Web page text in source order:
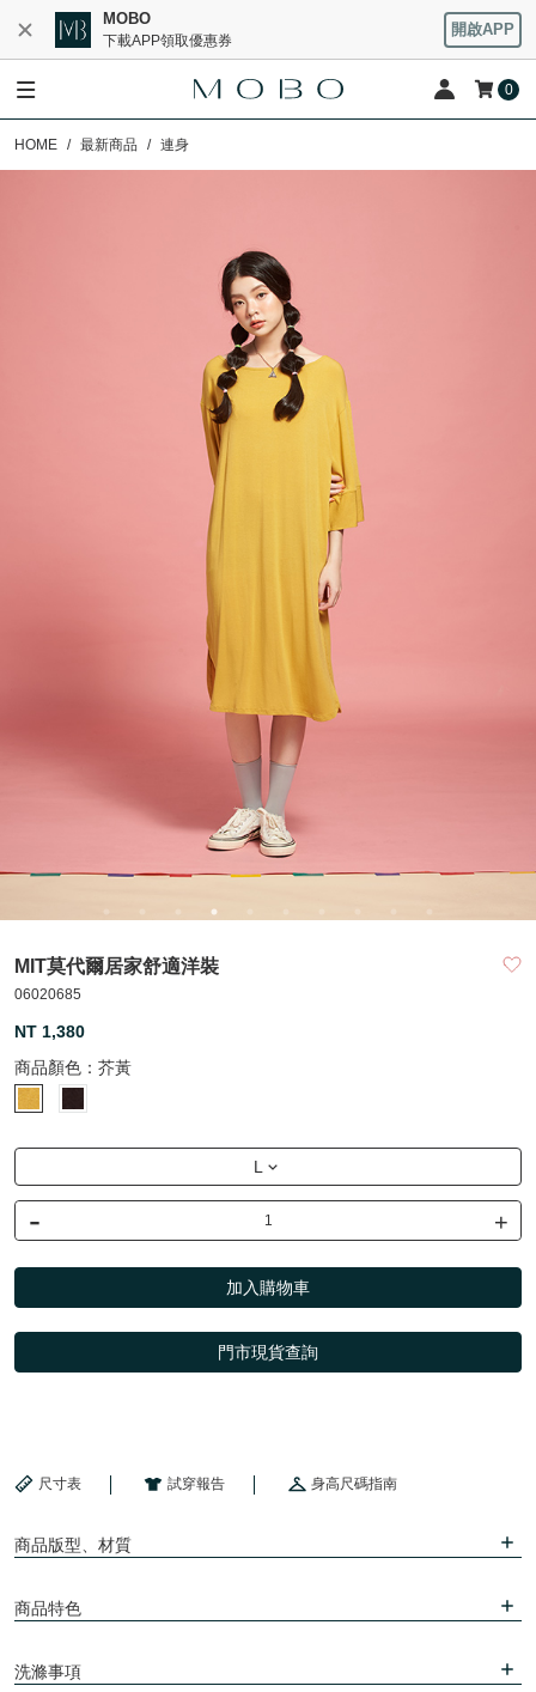
MOBO
下載APP領取優惠券
開啟APP
0
HOME 最新商品 連身
MIT莫代爾居家舒適洋裝
06020685
NT 1,380
商品顏色： 芥黃
L
- +
加入購物車
門市現貨查詢
尺寸表 試穿報告 身高尺碼指南
商品版型、材質
商品特色
洗滌事項